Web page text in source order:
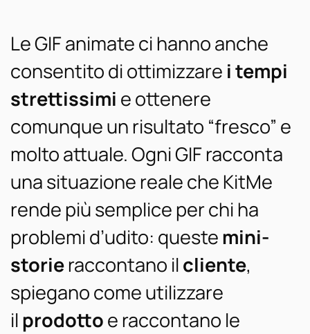
Le GIF animate ci hanno anche
consentito di ottimizzare i tempi
strettissimi e ottenere
comunque un risultato “fresco” e
molto attuale. Ogni GIF racconta
una situazione reale che KitMe
rende più semplice per chi ha
problemi d’udito: questemini-
storieraccontano ilcliente,
spiegano come utilizzare
ilprodottoe raccontano le